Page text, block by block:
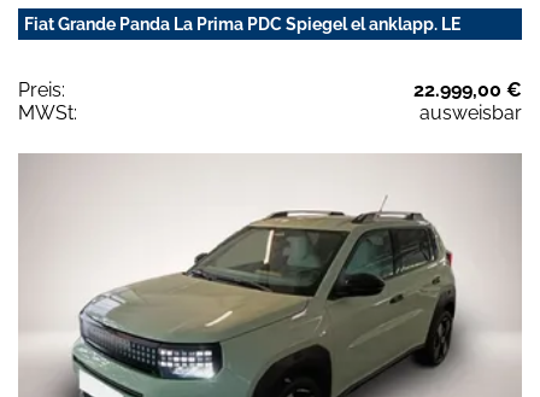
Fiat Grande Panda La Prima PDC Spiegel el anklapp. LE
Preis:
22.999,00 €
MWSt:
ausweisbar